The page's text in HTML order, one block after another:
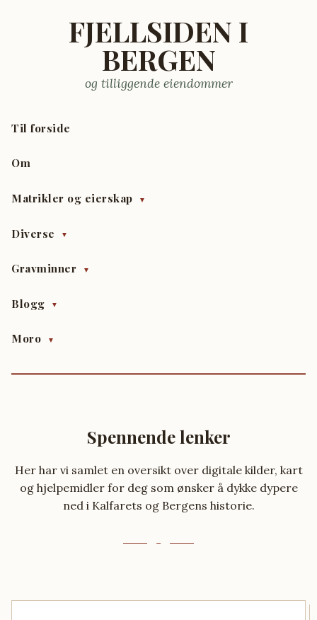
FJELLSIDEN I
BERGEN
og tilliggende eiendommer
Til forside
Om
Matrikler og eierskap ▼
Diverse ▼
Gravminner ▼
Blogg ▼
Moro ▼
Spennende lenker
Her har vi samlet en oversikt over digitale kilder, kart
og hjelpemidler for deg som ønsker å dykke dypere
ned i Kalfarets og Bergens historie.